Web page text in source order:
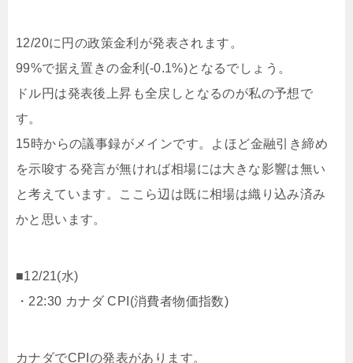
12/20に円の政策金利が発表されます。
99%で据え置きの金利(-0.1%)となるでしょう。
ドル円は発表後上昇も全戻しとなるのが私の予想で
す。
15時からの議事録がメインです。よほど金融引き締め
を示唆する発言が無ければ相場には大きな影響は無い
と考えています。ここら辺は既に相場は織り込み済み
かと思います。
■12/21(水)
・22:30 カナダ CPI(消費者物価指数)
カナダでCPIの発表があります。